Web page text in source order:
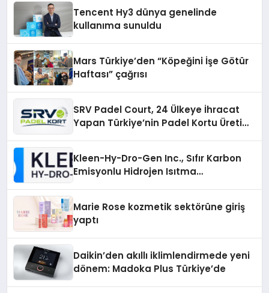
Tencent Hy3 dünya genelinde
kullanıma sunuldu
Mars Türkiye’den “Köpeğini İşe Götür
Haftası” çağrısı
SRV Padel Court, 24 Ülkeye İhracat
Yapan Türkiye’nin Padel Kortu Üretim
Kleen-Hy-Dro-Gen Inc., Sıfır Karbon
Emisyonlu Hidrojen Isıtma
Marie Rose kozmetik sektörüne giriş
yaptı
Daikin’den akıllı iklimlendirmede yeni
dönem: Madoka Plus Türkiye’de